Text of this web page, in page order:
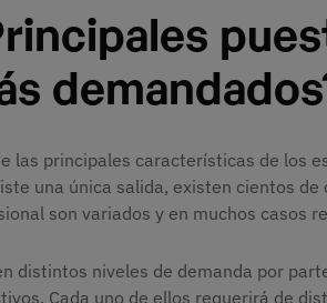
las principales características de los
una única salida, existen cientos
son variados y en muchos casos
distintos niveles de demanda por
Cada uno de ellos requerirá de